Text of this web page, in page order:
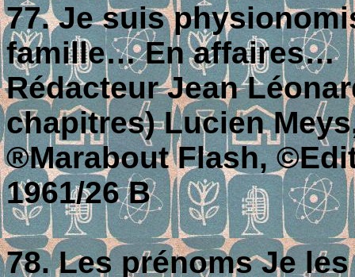
77. Je suis
famille… En affaires…
Rédacteur Jean
chapitres) Lucien
®Marabout Flash,
1961/26 B
78. Les prénoms Je